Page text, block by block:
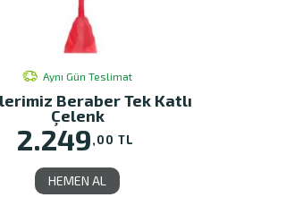
Aynı Gün Teslimat
Beraber Tek Katlı
Çelenk
2.249,00 TL
HEMEN AL